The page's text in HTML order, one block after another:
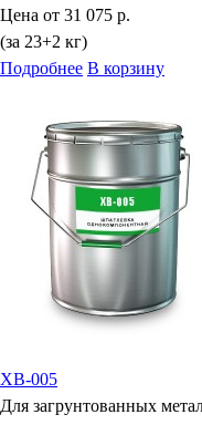
Цена от 31 075 р.
(за 23+2 кг)
Подробнее В корзину
ХВ-005
Для загрунтованных